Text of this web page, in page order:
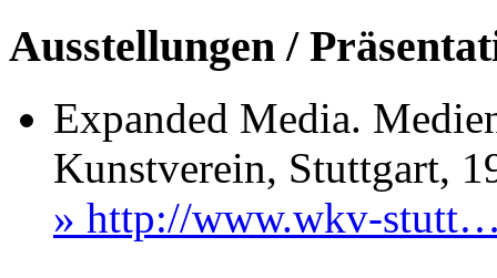
Ausstellungen /
Expanded Media.
Kunstverein, Stuttgart,
» http://www.wkv-